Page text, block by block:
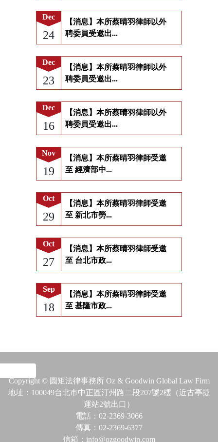
Dec
24
【消息】本所蔡晴羽律師以外
聘委員受邀出...
Dec
23
【消息】本所蔡晴羽律師以外
聘委員受邀出...
Dec
16
【消息】本所蔡晴羽律師以外
聘委員受邀出...
Nov
19
【消息】本所蔡晴羽律師受邀
至 經濟部中...
Oct
29
【消息】本所蔡晴羽律師受邀
至 新北市勞...
Oct
27
【消息】本所蔡晴羽律師受邀
至 台北市政...
Sep
18
【消息】本所蔡晴羽律師受邀
至 基隆市政...
Copyright © 圓矩法律事務所 Oz & Goodwin Global Law Firm
地址：100049台北市中正區汀州路二段207號2樓（近古亭捷
運站2號出口）
電話：02-2369-3066
傳真：02-2369-6377
信箱：info@ozgoodwin.com